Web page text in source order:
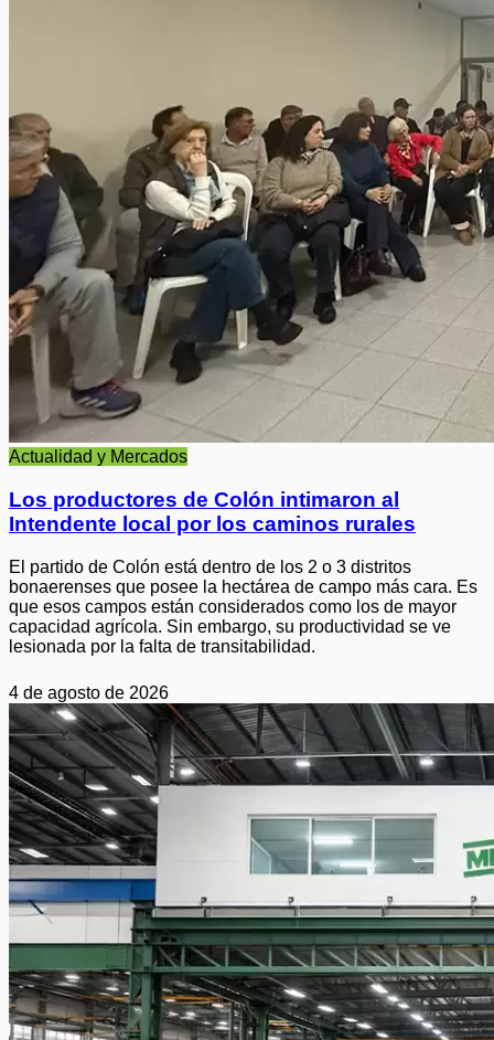
Actualidad y Mercados
Los productores de Colón intimaron al
Intendente local por los caminos rurales
El partido de Colón está dentro de los 2 o 3 distritos
bonaerenses que posee la hectárea de campo más cara. Es
que esos campos están considerados como los de mayor
capacidad agrícola. Sin embargo, su productividad se ve
lesionada por la falta de transitabilidad.
4 de agosto de 2026